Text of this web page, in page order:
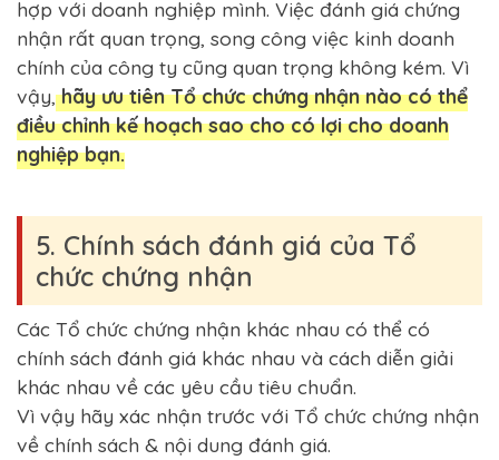
hợp với doanh nghiệp mình. Việc đánh giá chứng
nhận rất quan trọng, song công việc kinh doanh
chính của công ty cũng quan trọng không kém. Vì
vậy,hãy ưu tiên Tổ chức chứng nhận nào có thể
điều chỉnh kế hoạch sao cho có lợi cho doanh
nghiệp bạn.
5. Chính sách đánh giá của Tổ
chức chứng nhận
Các Tổ chức chứng nhận khác nhau có thể có
chính sách đánh giá khác nhau và cách diễn giải
khác nhau về các yêu cầu tiêu chuẩn.
Vì vậy hãy xác nhận trước với Tổ chức chứng nhận
về chính sách & nội dung đánh giá.